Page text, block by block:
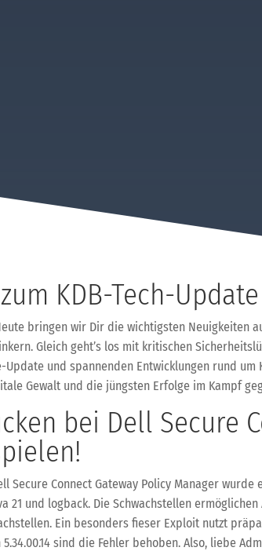
KDB-Tech-
bringen wir Dir die wichtigsten Neuigkeiten
Gleich geht’s los mit kritischen
Update und spannenden Entwicklungen rund
Gewalt und die jüngsten Erfolge im Kampf
bei Dell Secure
Secure Connect Gateway Policy Manager
21 und logback. Die Schwachstellen
Ein besonders fieser Exploit nutzt
sind die Fehler behoben. Also, liebe